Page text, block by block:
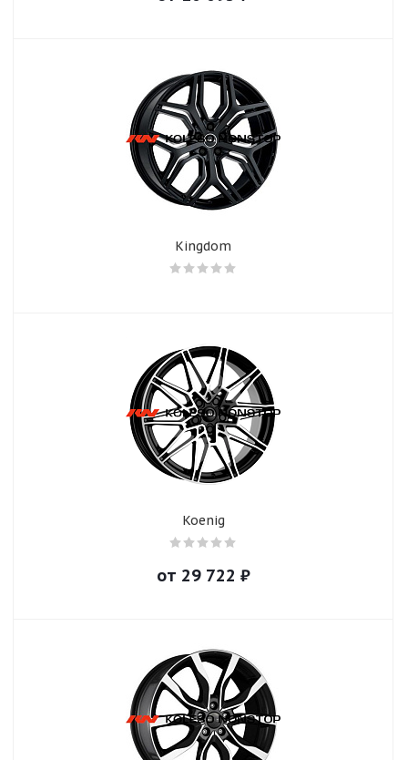
Kingdom
Koenig
от 29 722 ₽